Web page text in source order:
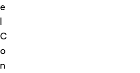
e
l
C
o
n